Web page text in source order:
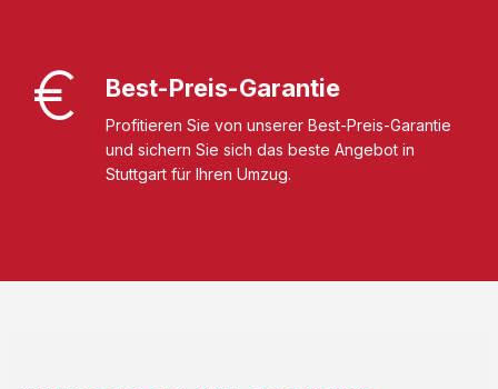
Best-Preis-Garantie
Profitieren Sie von unserer Best-Preis-Garantie
und sichern Sie sich das beste Angebot in
Stuttgart für Ihren Umzug.